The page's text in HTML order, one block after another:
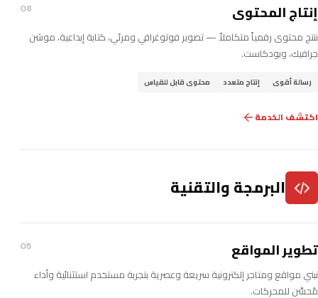
إنتاج المحتوى 08
ننتج محتوى رقمياً متكاملاً — تصوير فوتوغرافي ومرئي، كتابة إبداعية، موشن
جرافيك، وبودكاست.
رسالة أقوى إنتاج متعدد محتوى قابل للقياس
اكتشف الخدمة
البرمجة والتقنية
تطوير المواقع 05
نبني مواقع ومتاجر إلكترونية سريعة وعصرية بتجربة مستخدم استثنائية وأداء
مُحسَّن للمحركات.